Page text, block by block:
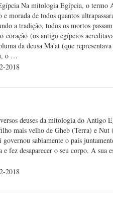
Na mitologia Egípcia, o termo
morada de todos quantos
a tradição, todos os mortos
coração (os antigo egípcios
da deusa Ma'at (que
o …
2018
deuses da mitologia do Antigo
mais velho de Gheb (Terra) e
sabiamente o país
fez desaparecer o seu corpo. A sua
2018